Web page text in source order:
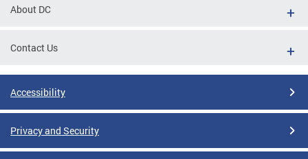
About DC
Contact Us
Accessibility
Privacy and Security